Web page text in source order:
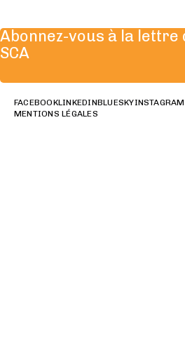
Abonnez-vous à la lettre
SCA
FACEBOOKLINKEDINBLUESKYINSTAGRAM
MENTIONS LÉGALES